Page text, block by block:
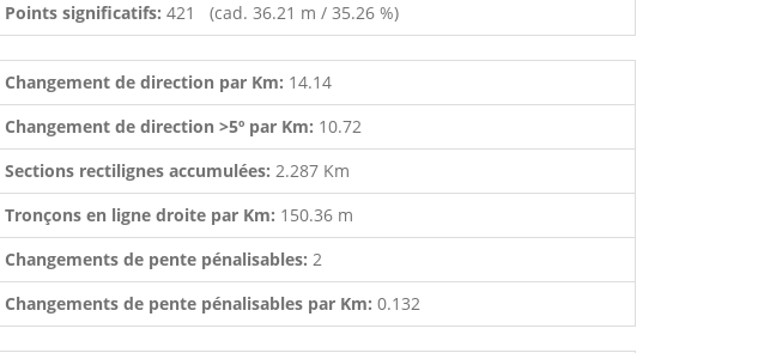
Points significatifs: 421 (cad. 36.21 m / 35.26 %)
Changement de direction par Km: 14.14
Changement de direction >5º par Km: 10.72
Sections rectilignes accumulées: 2.287 Km
Tronçons en ligne droite par Km: 150.36 m
Changements de pente pénalisables: 2
Changements de pente pénalisables par Km: 0.132